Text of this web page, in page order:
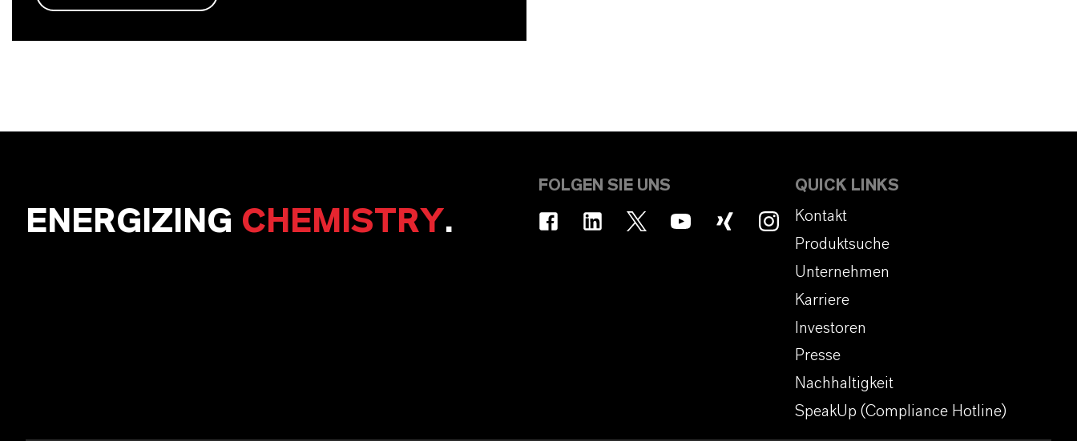
ENERGIZING CHEMISTRY.
FOLGEN SIE UNS
QUICK LINKS
Kontakt
Produktsuche
Unternehmen
Karriere
Investoren
Presse
Nachhaltigkeit
SpeakUp (Compliance Hotline)